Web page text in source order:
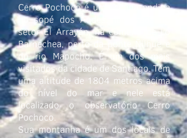
Cerro Pochoco é uma colina andina
no sopé dos Andes, localizada no
setor El Arrayán, na comuna de Lo
Barnechea, perto da ponte Ñilhue e
do rio Mapocho. É um dos mais
visitados da cidade de Santiago. Tem
uma altitude de 1804 metros acima
do nível do mar e nele está
localizado o observatório Cerro
Pochoco.​
Sua montanha é um dos locais de